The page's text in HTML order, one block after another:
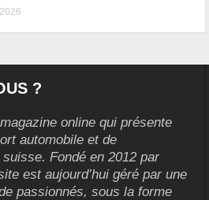
?
online qui présente
automobile et de
suisse. Fondé en 2012 par
est aujourd’hui géré par une
passionnés, sous la forme